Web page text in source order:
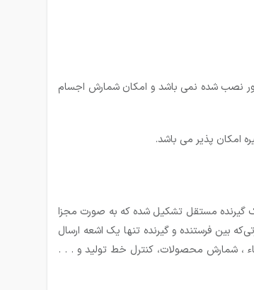
نصب شده نمی باشد و امکان شمارش اجسام
امکان پذیر می باشد.
گیرنده مستقل تشکیل شده که به صورت مجزا
بین فرستنده و گیرنده تنها یک اشعه ارسال
، شمارش محصولات، کنترل خط تولید و . . .